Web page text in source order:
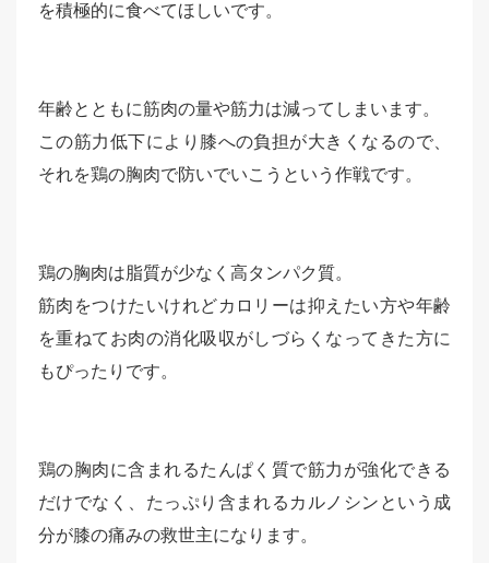
を積極的に食べてほしいです。
年齢とともに筋肉の量や筋力は減ってしまいます。
この筋力低下により膝への負担が大きくなるので、
それを鶏の胸肉で防いでいこうという作戦です。
鶏の胸肉は脂質が少なく高タンパク質。
筋肉をつけたいけれどカロリーは抑えたい方や年齢
を重ねてお肉の消化吸収がしづらくなってきた方に
もぴったりです。
鶏の胸肉に含まれるたんぱく質で筋力が強化できる
だけでなく、たっぷり含まれるカルノシンという成
分が膝の痛みの救世主になります。